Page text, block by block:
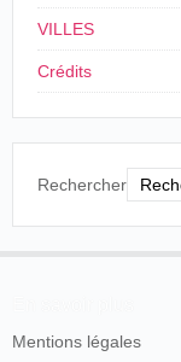
VILLES
Crédits
Rechercher
Mentions légales